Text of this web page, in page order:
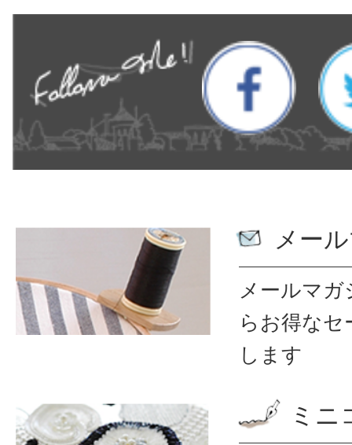
メー
メールマ
ら お得なセ
します
ミニ